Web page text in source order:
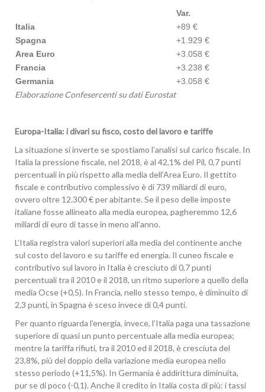
Var.
Italia
+89 €
Spagna
+1.929 €
Area Euro
+3.058 €
Francia
+3.238 €
Germania
+3.058 €
ElaborazioneConfesercenti su dati Eurostat
Europa-Italia: i divari su fisco, costo del lavoro e tariffe
La situazione si inverte se spostiamo l’analisi sul carico fiscale. In
Italia la pressione fiscale, nel 2018, è al 42,1% del Pil, 0,7 punti
percentuali in più rispetto alla media dell’Area Euro. Il gettito
fiscale e contributivo complessivo è di 739 miliardi di euro,
ovvero oltre 12.300 € per abitante. Se il peso delle imposte
italiane fosse allineato alla media europea, pagheremmo 12,6
miliardi di euro di tasse in meno all’anno.
L’Italia registra valori superiori alla media del continente anche
sul costo del lavoro e su tariffe ed energia. Il cuneo fiscale e
contributivo sul lavoro in Italia è cresciuto di 0,7 punti
percentuali tra il 2010 e il 2018, un ritmo superiore a quello della
media Ocse (+0,5). In Francia, nello stesso tempo, è diminuito di
2,3 punti, in Spagna è sceso invece di 0,4 punti.
Per quanto riguarda l’energia, invece, l’Italia paga una tassazione
superiore di quasi un punto percentuale alla media europea;
mentre la tariffa rifiuti, tra il 2010 ed il 2018, è cresciuta del
23,8%, più del doppio della variazione media europea nello
stesso periodo (+11,5%). In Germania è addirittura diminuita,
pur se di poco (-0,1). Anche il credito in Italia costa di più: i tassi